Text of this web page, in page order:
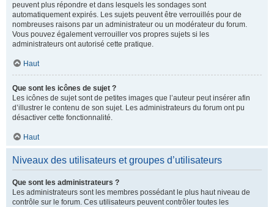
peuvent plus répondre et dans lesquels les sondages sont
automatiquement expirés. Les sujets peuvent être verrouillés pour de
nombreuses raisons par un administrateur ou un modérateur du forum.
Vous pouvez également verrouiller vos propres sujets si les
administrateurs ont autorisé cette pratique.
Haut
Que sont les icônes de sujet ?
Les icônes de sujet sont de petites images que l’auteur peut insérer afin
d’illustrer le contenu de son sujet. Les administrateurs du forum ont pu
désactiver cette fonctionnalité.
Haut
Niveaux des utilisateurs et groupes d’utilisateurs
Que sont les administrateurs ?
Les administrateurs sont les membres possédant le plus haut niveau de
contrôle sur le forum. Ces utilisateurs peuvent contrôler toutes les